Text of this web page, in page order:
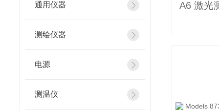
通用仪器
测绘仪器
电源
测温仪